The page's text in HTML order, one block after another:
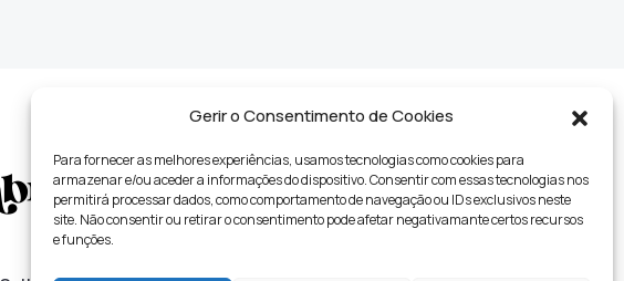
Gerir o Consentimento de Cookies
Para fornecer as melhores experiências, usamos tecnologias como cookies para
armazenar e/ou aceder a informações do dispositivo. Consentir com essas tecnologias nos
permitirá processar dados, como comportamento de navegação ou IDs exclusivos neste
site. Não consentir ou retirar o consentimento pode afetar negativamante certos recursos
e funções.